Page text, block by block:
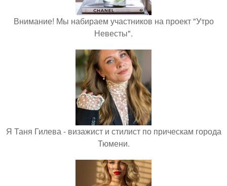
Внимание! Мы набираем участников на проект "Утро
Невесты".
Я Таня Гилева - визажист и стилист по прическам города
Тюмени.